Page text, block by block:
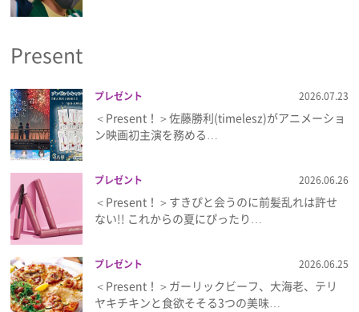
Present
プレゼント 2026.07.23
＜Present！＞佐藤勝利(timelesz)がアニメーショ
ン映画初主演を務める…
プレゼント 2026.06.26
＜Present！＞すきぴと会うのに前髪乱れは許せ
ない!! これからの夏にぴったり…
プレゼント 2026.06.25
＜Present！＞ガーリックビーフ、大海老、テリ
ヤキチキンと食欲そそる3つの美味…